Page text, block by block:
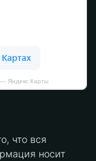
— Яндекс Карты
что вся
носит